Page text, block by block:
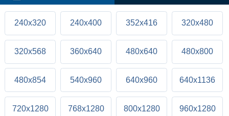
240x320 240x400 352x416 320x480
320x568 360x640 480x640 480x800
480x854 540x960 640x960 640x1136
720x1280 768x1280 800x1280 960x1280